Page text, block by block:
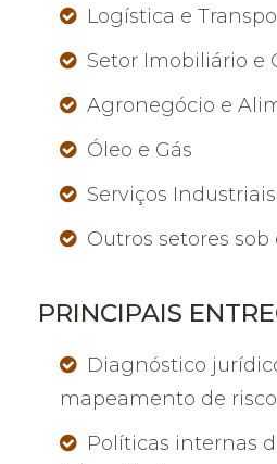
Logística e
Setor Imobiliário e
Agronegócio e
Óleo e Gás
Serviços Industriais
Outros setores
PRINCIPAIS
Diagnóstico
mapeamento de
Políticas internas